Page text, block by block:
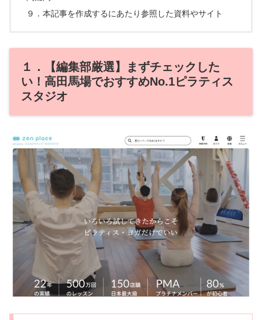
９．本記事を作成するにあたり参照した資料やサイト
１．【編集部厳選】まずチェックした
い！高田馬場でおすすめNo.1ピラティス
スタジオ